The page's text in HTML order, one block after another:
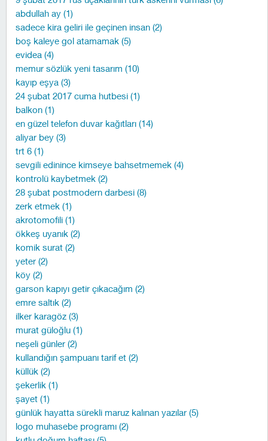
abdullah ay (1)
sadece kira geliri ile geçinen insan (2)
boş kaleye gol atamamak (5)
evidea (4)
memur sözlük yeni tasarım (10)
kayıp eşya (3)
24 şubat 2017 cuma hutbesi (1)
balkon (1)
en güzel telefon duvar kağıtları (14)
aliyar bey (3)
trt 6 (1)
sevgili edinince kimseye bahsetmemek (4)
kontrolü kaybetmek (2)
28 şubat postmodern darbesi (8)
zerk etmek (1)
akrotomofili (1)
ökkeş uyanık (2)
komik surat (2)
yeter (2)
köy (2)
garson kapıyı getir çıkacağım (2)
emre saltık (2)
ilker karagöz (3)
murat güloğlu (1)
neşeli günler (2)
kullandığın şampuanı tarif et (2)
küllük (2)
şekerlik (1)
şayet (1)
günlük hayatta sürekli maruz kalınan yazılar (5)
logo muhasebe programı (2)